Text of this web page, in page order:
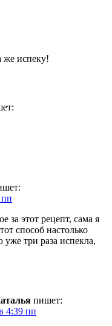
же испеку!
за этот рецепт, сама я
способ настолько
уже три раза испекла,
пишет:
4:39 пп